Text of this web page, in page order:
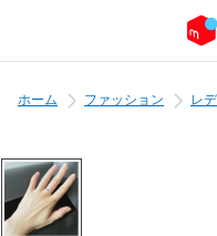
ホーム ファッション レ